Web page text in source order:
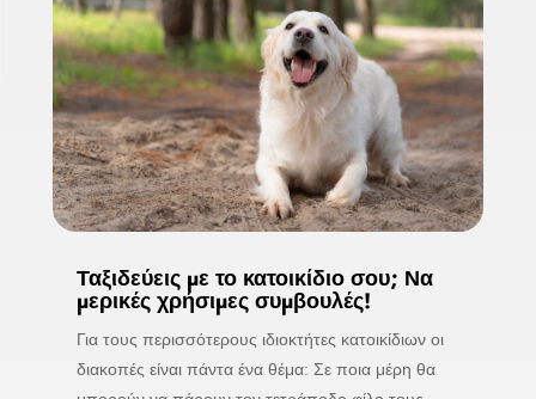
Ταξιδεύεις με το κατοικίδιο σου; Να
μερικές χρήσιμες συμβουλές!
Για τους περισσότερους ιδιοκτήτες κατοικίδιων οι
διακοπές είναι πάντα ένα θέμα: Σε ποια μέρη θα